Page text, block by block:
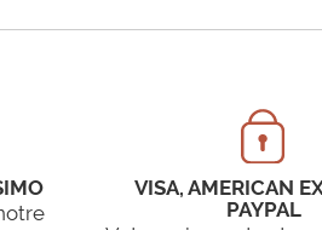
VISA, AMERICAN
PAYPAL